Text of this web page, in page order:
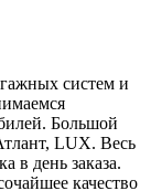
систем и
Большой
LUX. Весь
в день заказа.
качество